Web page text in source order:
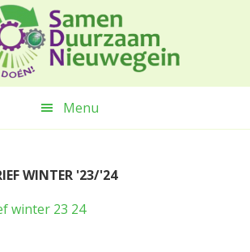
Menu
WINTER '23/'24
winter 23 24